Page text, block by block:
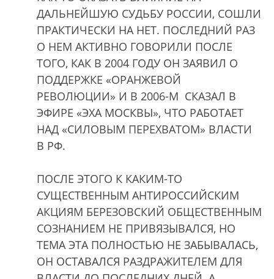
ДАЛЬНЕЙШУЮ СУДЬБУ РОССИИ, СОШЛИ
ПРАКТИЧЕСКИ НА НЕТ. ПОСЛЕДНИЙ РАЗ
О НЕМ АКТИВНО ГОВОРИЛИ ПОСЛЕ
ТОГО, КАК В 2004 ГОДУ ОН ЗАЯВИЛ О
ПОДДЕРЖКЕ «ОРАНЖЕВОЙ
РЕВОЛЮЦИИ» И В 2006-М СКАЗАЛ В
ЭФИРЕ «ЭХА МОСКВЫ», ЧТО РАБОТАЕТ
НАД «СИЛОВЫМ ПЕРЕХВАТОМ» ВЛАСТИ
В РФ.
ПОСЛЕ ЭТОГО К КАКИМ-ТО
СУЩЕСТВЕННЫМ АНТИРОССИЙСКИМ
АКЦИЯМ БЕРЕЗОВСКИЙ ОБЩЕСТВЕННЫМ
СОЗНАНИЕМ НЕ ПРИВЯЗЫВАЛСЯ, НО
ТЕМА ЭТА ПОЛНОСТЬЮ НЕ ЗАБЫВАЛАСЬ,
ОН ОСТАВАЛСЯ РАЗДРАЖИТЕЛЕМ ДЛЯ